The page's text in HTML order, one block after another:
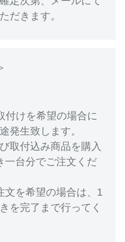
だきます。
付けを希望の場合に
発生致します。
取付込み商品を購入
一台分でご注文くだ
を希望の場合は、1
を完了まで行ってく